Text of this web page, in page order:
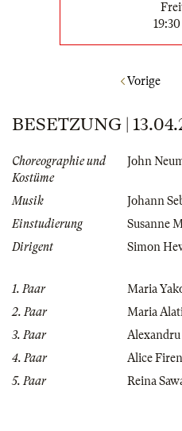
Vorige
BESETZUNG |
Choreographie und
Kostüme
John
Musik
Johann
Einstudierung
Susanne
Dirigent
Simon
1. Paar Maria
2. Paar
Maria Alati
3. Paar
4. Paar
Alice
5. Paar
Reina